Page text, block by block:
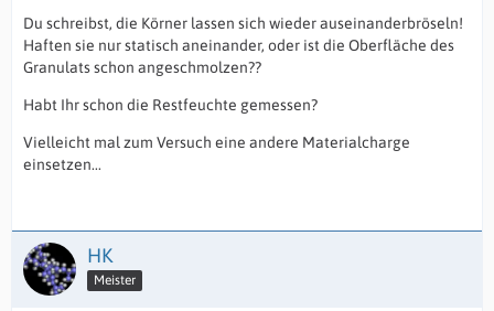
Du schreibst, die Körner lassen sich wieder auseinanderbröseln!
Haften sie nur statisch aneinander, oder ist die Oberfläche des
Granulats schon angeschmolzen??
Habt Ihr schon die Restfeuchte gemessen?
Vielleicht mal zum Versuch eine andere Materialcharge
einsetzen...
HK
Meister